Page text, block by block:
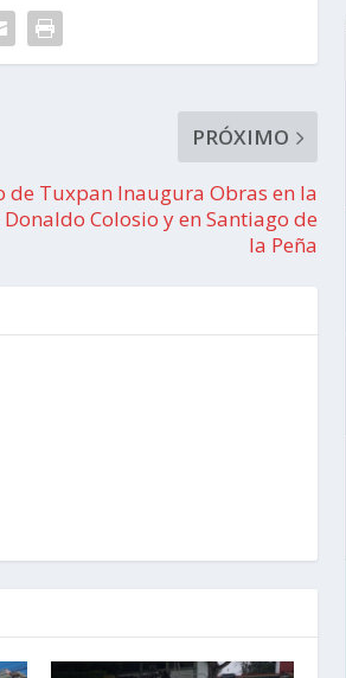
PRÓXIMO
de Tuxpan Inaugura Obras en la
Colosio y en Santiago de
la Peña